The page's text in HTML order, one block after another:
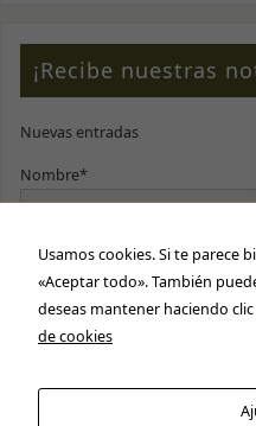
¡Recibe nuestras
Nuevas entradas
Nombre*
E-mail*
Por favor, acepta nuestra
Usamos cookies. Si te parece
«Aceptar todo». También
deseas mantener haciendo clic
de cookies